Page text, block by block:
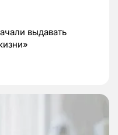
выдавать